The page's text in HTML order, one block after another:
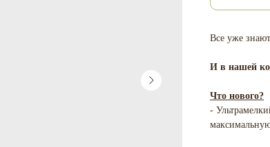
Все уже
И в нашей
Что нового?
-